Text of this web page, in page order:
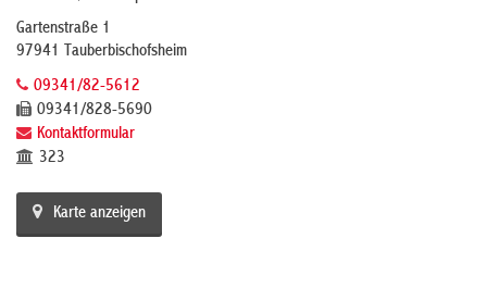
Gartenstraße 1
97941 Tauberbischofsheim
09341/82-5612
09341/828-5690
Kontaktformular
323
Karte anzeigen